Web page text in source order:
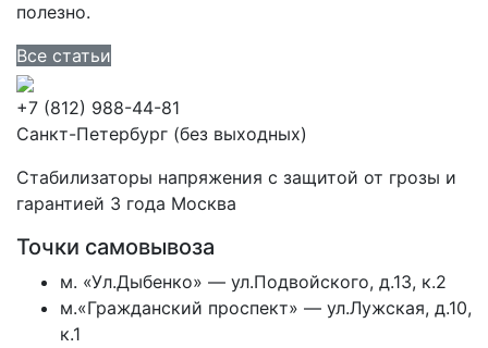
полезно.
Все статьи
+7 (812) 988-44-81
Санкт-Петербург (без выходных)
Стабилизаторы напряжения с защитой от грозы и
гарантией 3 года Москва
Точки самовывоза
м. «Ул.Дыбенко» — ул.Подвойского, д.13, к.2
м.«Гражданский проспект» — ул.Лужская, д.10,
к.1